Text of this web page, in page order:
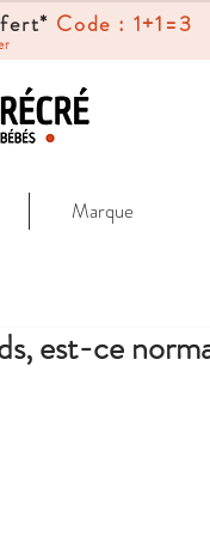
Code : 1+1=3
Marque
est-ce